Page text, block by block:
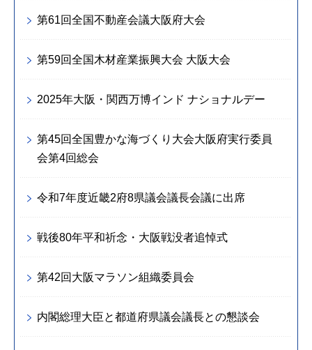
第61回全国不動産会議大阪府大会
第59回全国木材産業振興大会 大阪大会
2025年大阪・関西万博インド ナショナルデー
第45回全国豊かな海づくり大会大阪府実行委員
会第4回総会
令和7年度近畿2府8県議会議長会議に出席
戦後80年平和祈念・大阪戦没者追悼式
第42回大阪マラソン組織委員会
内閣総理大臣と都道府県議会議長との懇談会